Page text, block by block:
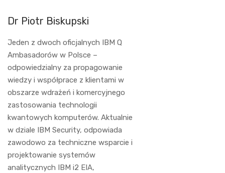
Dr Piotr Biskupski
Jeden z dwoch oficjalnych IBM Q
Ambasadorów w Polsce –
odpowiedzialny za propagowanie
wiedzy i współprace z klientami w
obszarze wdrażeń i komercyjnego
zastosowania technologii
kwantowych komputerów. Aktualnie
w dziale IBM Security, odpowiada
zawodowo za techniczne wsparcie i
projektowanie systemów
analitycznych IBM i2 EIA,